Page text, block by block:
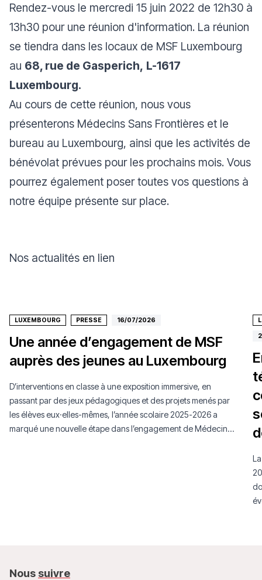
Rendez-vous le mercredi 15 juin 2022 de 12h30 à
13h30 pour une réunion d'information. La réunion
se tiendra dans les locaux de MSF Luxembourg
au 68, rue de Gasperich, L-1617
Luxembourg.
Au cours de cette réunion, nous vous
présenterons Médecins Sans Frontières et le
bureau au Luxembourg, ainsi que les activités de
bénévolat prévues pour les prochains mois. Vous
pourrez également poser toutes vos questions à
notre équipe présente sur place.
Nos actualités en lien
LUXEMBOURG PRESSE 16/07/2026
Une année d’engagement de MSF
auprès des jeunes au Luxembourg
D’interventions en classe à une exposition immersive, en
passant par des jeux pédagogiques et des projets menés par
les élèves eux·elles-mêmes, l’année scolaire 2025-2026 a
marqué une nouvelle étape dans l’engagement de Médecins
Nous suivre